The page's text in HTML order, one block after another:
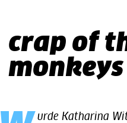
crap of
monkeys
urde Katharina